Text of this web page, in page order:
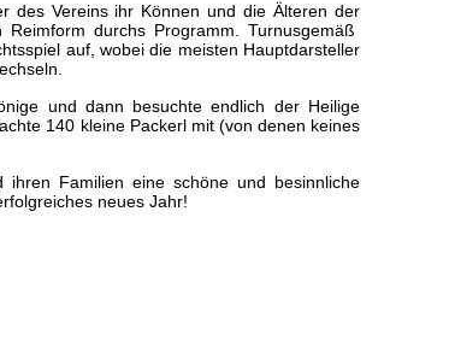
des Vereins ihr Können und die Älteren der
durchs Programm. Turnusgemäß
auf, wobei die meisten Hauptdarsteller
und dann besuchte endlich der Heilige
140 kleine Packerl mit (von denen keines
ihren Familien eine schöne und besinnliche
neues Jahr!